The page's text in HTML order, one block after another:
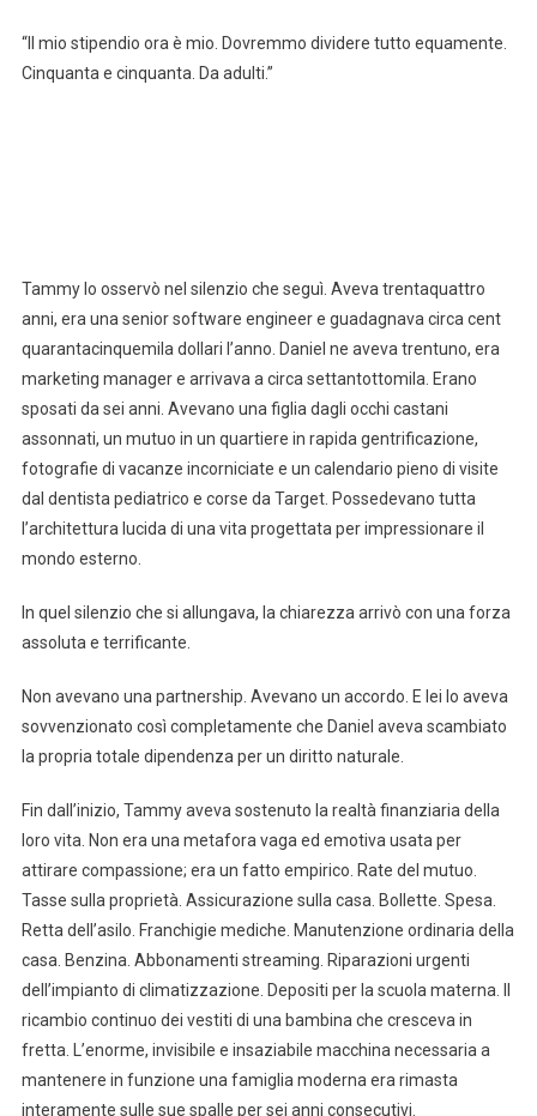
“Il mio stipendio ora è mio. Dovremmo dividere tutto equamente.
Cinquanta e cinquanta. Da adulti.”
Tammy lo osservò nel silenzio che seguì. Aveva trentaquattro
anni, era una senior software engineer e guadagnava circa cent
quarantacinquemila dollari l’anno. Daniel ne aveva trentuno, era
marketing manager e arrivava a circa settantottomila. Erano
sposati da sei anni. Avevano una figlia dagli occhi castani
assonnati, un mutuo in un quartiere in rapida gentrificazione,
fotografie di vacanze incorniciate e un calendario pieno di visite
dal dentista pediatrico e corse da Target. Possedevano tutta
l’architettura lucida di una vita progettata per impressionare il
mondo esterno.
In quel silenzio che si allungava, la chiarezza arrivò con una forza
assoluta e terrificante.
Non avevano una partnership. Avevano un accordo. E lei lo aveva
sovvenzionato così completamente che Daniel aveva scambiato
la propria totale dipendenza per un diritto naturale.
Fin dall’inizio, Tammy aveva sostenuto la realtà finanziaria della
loro vita. Non era una metafora vaga ed emotiva usata per
attirare compassione; era un fatto empirico. Rate del mutuo.
Tasse sulla proprietà. Assicurazione sulla casa. Bollette. Spesa.
Retta dell’asilo. Franchigie mediche. Manutenzione ordinaria della
casa. Benzina. Abbonamenti streaming. Riparazioni urgenti
dell’impianto di climatizzazione. Depositi per la scuola materna. Il
ricambio continuo dei vestiti di una bambina che cresceva in
fretta. L’enorme, invisibile e insaziabile macchina necessaria a
mantenere in funzione una famiglia moderna era rimasta
interamente sulle sue spalle per sei anni consecutivi.